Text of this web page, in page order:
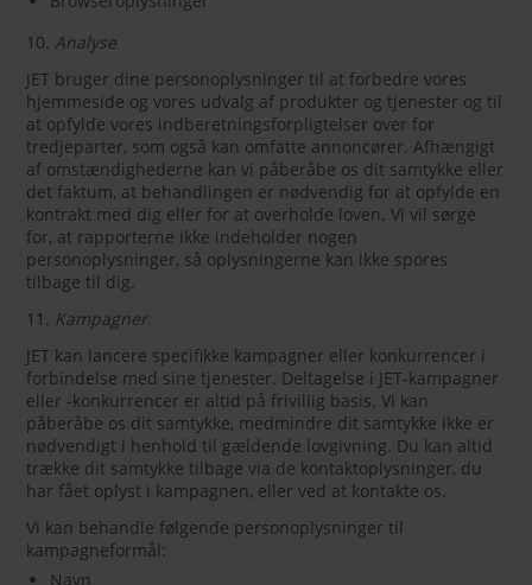
10.Analyse
JET bruger dine personoplysninger til at forbedre vores
hjemmeside og vores udvalg af produkter og tjenester og til
at opfylde vores indberetningsforpligtelser over for
tredjeparter, som også kan omfatte annoncører. Afhængigt
af omstændighederne kan vi påberåbe os dit samtykke eller
det faktum, at behandlingen er nødvendig for at opfylde en
kontrakt med dig eller for at overholde loven. Vi vil sørge
for, at rapporterne ikke indeholder nogen
personoplysninger, så oplysningerne kan ikke spores
tilbage til dig.
11. Kampagner
JET kan lancere specifikke kampagner eller konkurrencer i
forbindelse med sine tjenester. Deltagelse i JET-kampagner
eller -konkurrencer er altid på frivillig basis. Vi kan
påberåbe os dit samtykke, medmindre dit samtykke ikke er
nødvendigt i henhold til gældende lovgivning. Du kan altid
trække dit samtykke tilbage via de kontaktoplysninger, du
har fået oplyst i kampagnen, eller ved at kontakte os.
Vi kan behandle følgende personoplysninger til
kampagneformål:
Navn